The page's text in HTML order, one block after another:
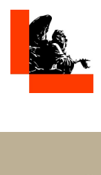
Przejdź
treści